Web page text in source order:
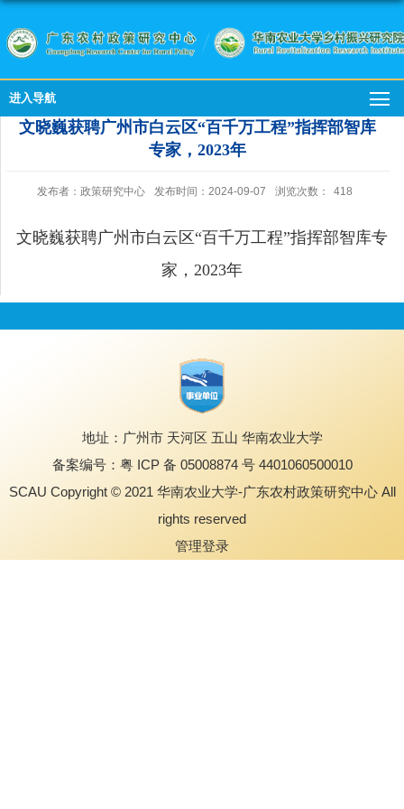
进入导航
文晓巍获聘广州市白云区“百千万工程”指挥部智库
专家，2023年
发布者：政策研究中心 发布时间：2024-09-07 浏览次数： 418
文晓巍获聘广州市白云区“百千万工程”指挥部智库专
家，2023年
地址：广州市 天河区 五山 华南农业大学
备案编号：粤 ICP 备 05008874 号 4401060500010
SCAU Copyright © 2021 华南农业大学-广东农村政策研究中心 All
rights reserved
管理登录